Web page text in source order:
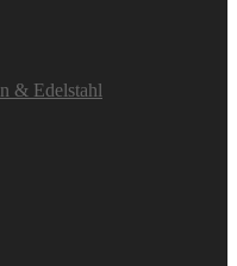
& Edelstahl